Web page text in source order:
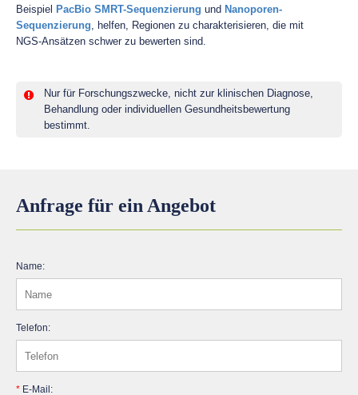
Beispiel PacBio SMRT-Sequenzierung und Nanoporen-
Sequenzierung, helfen, Regionen zu charakterisieren, die mit
NGS-Ansätzen schwer zu bewerten sind.
Nur für Forschungszwecke, nicht zur klinischen Diagnose,
Behandlung oder individuellen Gesundheitsbewertung
bestimmt.
Anfrage für ein Angebot
Name:
Telefon:
* E-Mail: